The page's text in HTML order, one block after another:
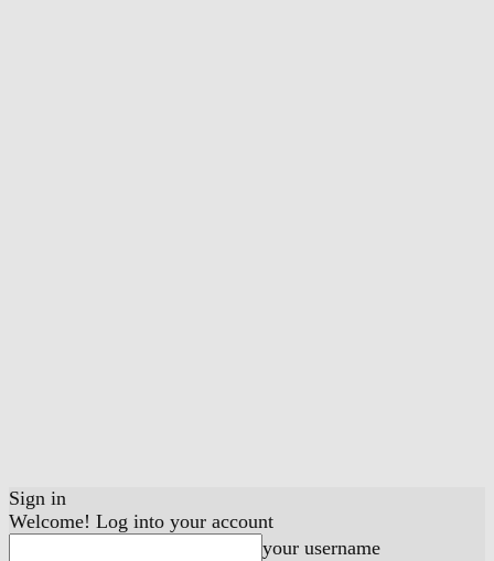
Sign in
Welcome! Log into your account
your username